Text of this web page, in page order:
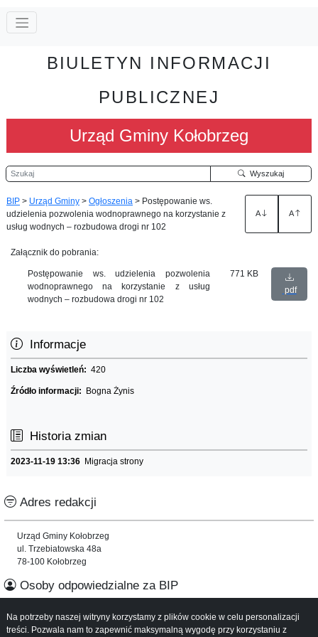
BIULETYN INFORMACJI
PUBLICZNEJ
Urząd Gminy Kołobrzeg
Szukaj Wyszukaj
BIP > Urząd Gminy > Ogłoszenia > Postępowanie ws.
udzielenia pozwolenia wodnoprawnego na korzystanie z
usług wodnych – rozbudowa drogi nr 102
A A
Załącznik do pobrania:
Postępowanie ws. udzielenia pozwolenia
wodnoprawnego na korzystanie z usług
wodnych – rozbudowa drogi nr 102
771 KB
pdf
Informacje
Liczba wyświetleń: 420
Źródło informacji: Bogna Żynis
Historia zmian
2023-11-19 13:36 Migracja strony
Adres redakcji
Urząd Gminy Kołobrzeg
ul. Trzebiatowska 48a
78-100 Kołobrzeg
Osoby odpowiedzialne za BIP
Informacje o serwisie
Na potrzeby naszej witryny korzystamy z plików cookie w celu personalizacji
treści. Pozwala nam to zapewnić maksymalną wygodę przy korzystaniu z